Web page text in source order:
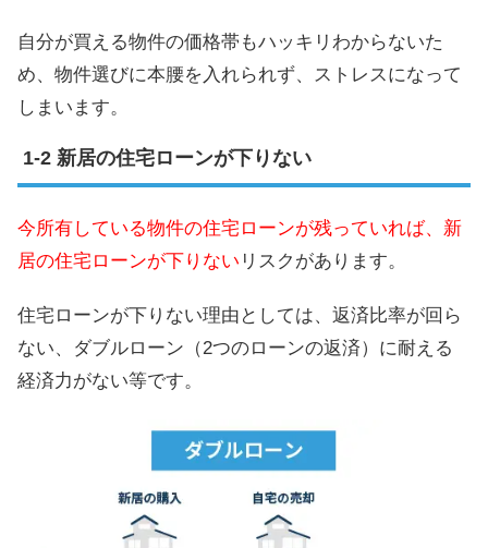
自分が買える物件の価格帯もハッキリわからないた
め、物件選びに本腰を入れられず、ストレスになって
しまいます。
新居の住宅ローンが下りない
今所有している物件の住宅ローンが残っていれば、新
居の住宅ローンが下りない リスクがあります。
住宅ローンが下りない理由としては、返済比率が回ら
ない、ダブルローン（2つのローンの返済）に耐える
経済力がない等です。